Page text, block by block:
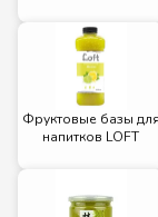
Фруктовые базы для
напитков LOFT